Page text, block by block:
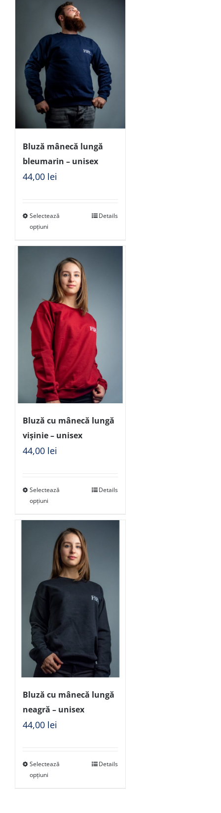
Bluză mânecă lungă
bleumarin – unisex
44,00 lei
Selectează
opțiuni
Details
Bluză cu mânecă lungă
vișinie – unisex
44,00 lei
Selectează
opțiuni
Details
Bluză cu mânecă lungă
neagră – unisex
44,00 lei
Selectează
opțiuni
Details